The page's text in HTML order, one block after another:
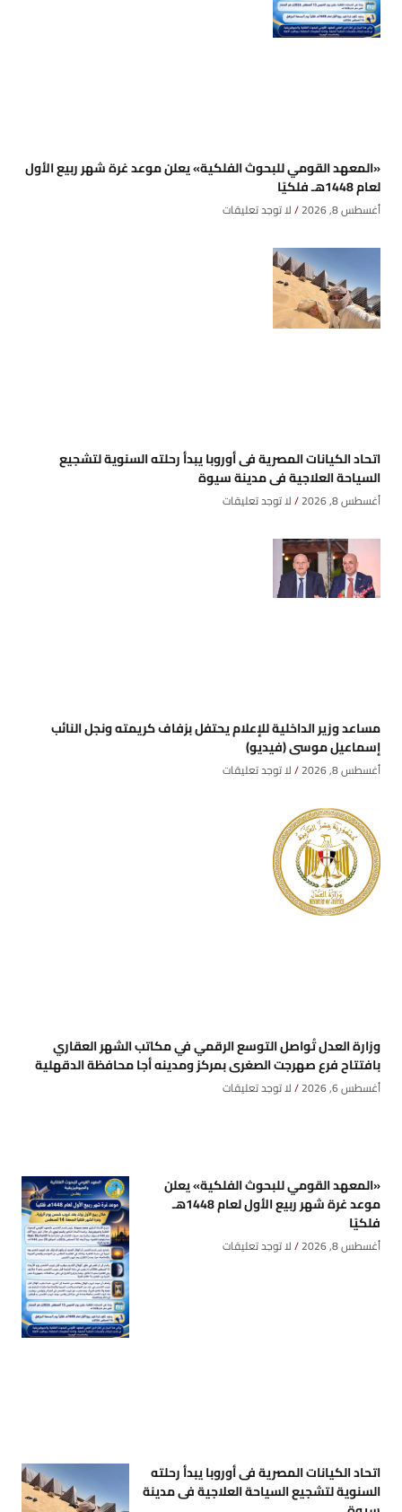
«المعهد القومي للبحوث الفلكية» يعلن موعد غرة شهر ربيع الأول
لعام 1448هـ فلكيًا
أغسطس 8, 2026 لا توجد تعليقات
اتحاد الكيانات المصرية فى أوروبا يبدأ رحلته السنوية لتشجيع
السياحة العلاجية فى مدينة سيوة
أغسطس 8, 2026 لا توجد تعليقات
مساعد وزير الداخلية للإعلام يحتفل بزفاف كريمته ونجل النائب
إسماعيل موسى (فيديو)
أغسطس 8, 2026 لا توجد تعليقات
وزارة العدل تُواصل التوسع الرقمي في مكاتب الشهر العقاري
بافتتاح فرع صهرجت الصغرى بمركز ومدينه أجا محافظة الدقهلية
أغسطس 6, 2026 لا توجد تعليقات
«المعهد القومي للبحوث الفلكية» يعلن
موعد غرة شهر ربيع الأول لعام 1448هـ
فلكيًا
أغسطس 8, 2026 لا توجد تعليقات
اتحاد الكيانات المصرية فى أوروبا يبدأ رحلته
السنوية لتشجيع السياحة العلاجية فى مدينة